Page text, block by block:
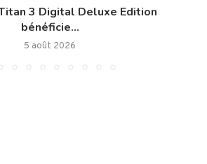
3 Digital Deluxe Edition
bénéficie...
5 août 2026